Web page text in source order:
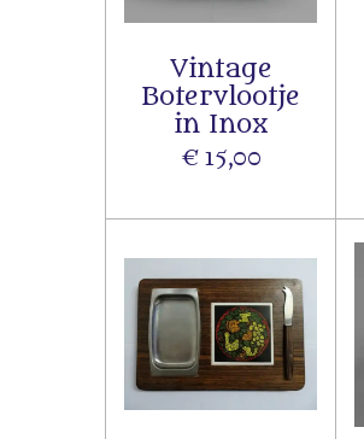
Vintage
Botervlootje
in Inox
€ 15,00